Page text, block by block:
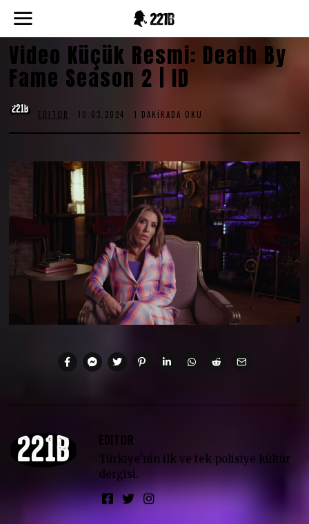
Video Küçük Resmi: Death By
Fame Season 2 | ID
EDITOR 10.03.2024 1 DAKIKADA OKU
EDITOR
Türkiye'nin ilk ve tek polisiye kültür
dergisi.